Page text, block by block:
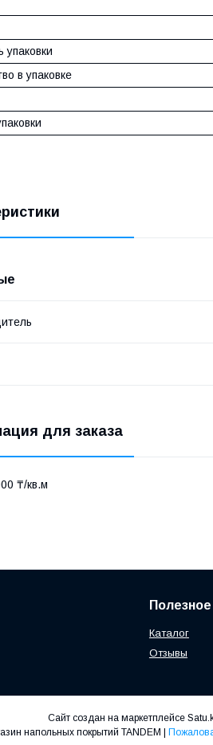
в упаковке
для заказа
₸/кв.м
Полезное
Каталог
Отзывы
Сайт создан на маркетплейсе